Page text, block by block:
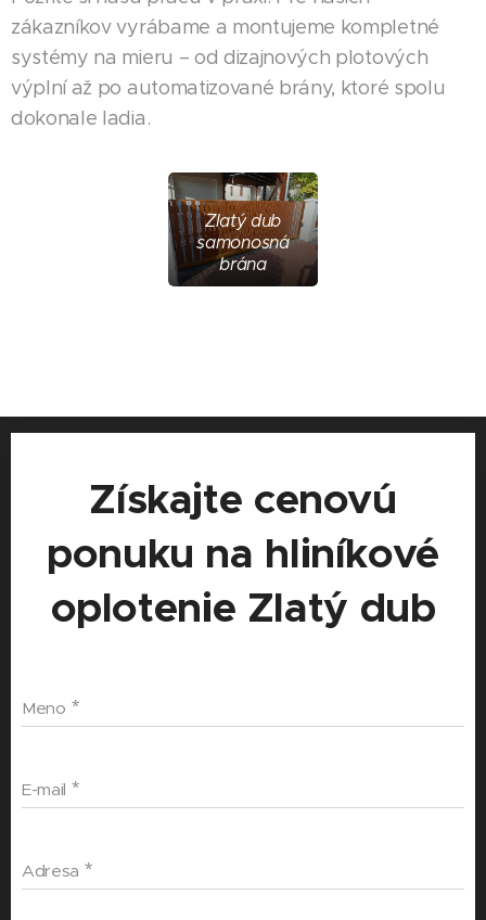
zákazníkov vyrábame a montujeme kompletné
systémy na mieru – od dizajnových plotových
výplní až po automatizované brány, ktoré spolu
dokonale ladia.
Zlatý dub
samonosná
brána
Získajte cenovú
ponuku na hliníkové
oplotenie Zlatý dub
Meno
E-mail
Adresa